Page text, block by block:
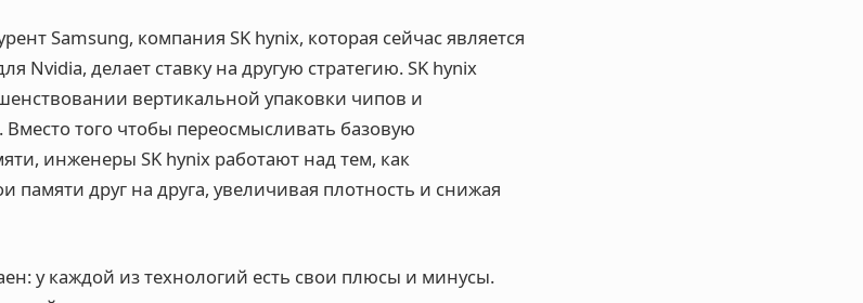
Samsung, компания SK hynix, которая сейчас является
Nvidia, делает ставку на другую стратегию. SK hynix
вертикальной упаковки чипов и
того чтобы переосмысливать базовую
инженеры SK hynix работают над тем, как
памяти друг на друга, увеличивая плотность и снижая
у каждой из технологий есть свои плюсы и минусы.